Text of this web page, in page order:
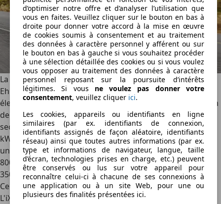
La grande nouveauté réside sous la robe du iX5 60 xDrive.
Eh oui, le X5 devient électrique ! Il combine deux moteurs
électriques pour une puissance totale de 578 ch et 805 Nm
de couple. Ce faisant, le 0 à 100 km/h s’expédie en 4,6
secondes. L’ensemble utilise une énorme batterie de 141
kWh, la plus grande jamais intégrée dans une BMW, pour
une autonomie de 845 km (WLTP). Grâce à la plateforme
800 volts, le iX5 peut charger jusqu’à 460 kW, récupérant
350 km d’autonomie en 10 minutes.
Cerise du le gâteau : l’hydrogène
L'iX5 Hydrogen sera le premier véhicule de série BMW
d’optimiser notre offre et d’analyser l’utilisation que
vous en faites. Veuillez cliquer sur le bouton en bas à
droite pour donner votre accord à la mise en œuvre
de cookies soumis à consentement et au traitement
des données à caractère personnel y afférent ou sur
le bouton en bas à gauche si vous souhaitez procéder
à une sélection détaillée des cookies ou si vous voulez
vous opposer au traitement des données à caractère
personnel reposant sur la poursuite d’intérêts
légitimes. Si vous ne voulez pas donner votre
consentement, veuillez cliquer ici.
Les cookies, appareils ou identifiants en ligne
similaires (par ex. identifiants de connexion,
identifiants assignés de façon aléatoire, identifiants
réseau) ainsi que toutes autres informations (par ex.
type et informations de navigateur, langue, taille
d’écran, technologies prises en charge, etc.) peuvent
être conservés ou lus sur votre appareil pour
reconnaître celui-ci à chacune de ses connexions à
une application ou à un site Web, pour une ou
plusieurs des finalités présentées ici.